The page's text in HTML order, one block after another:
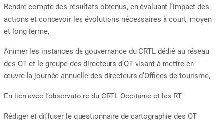
Rendre compte des résultats obtenus, en évaluant l’impact des
actions et concevoir les évolutions nécessaires à court, moyen
et long terme,
Animer les instances de gouvernance du CRTL dédié au réseau
des OT et le groupe des directeurs d’OT visant à mettre en
œuvre la journée annuelle des directeurs d’Offices de tourisme,
En lien avec l’observatoire du CRTL Occitanie et les RT
Rédiger et diffuser le questionnaire de cartographie des OT